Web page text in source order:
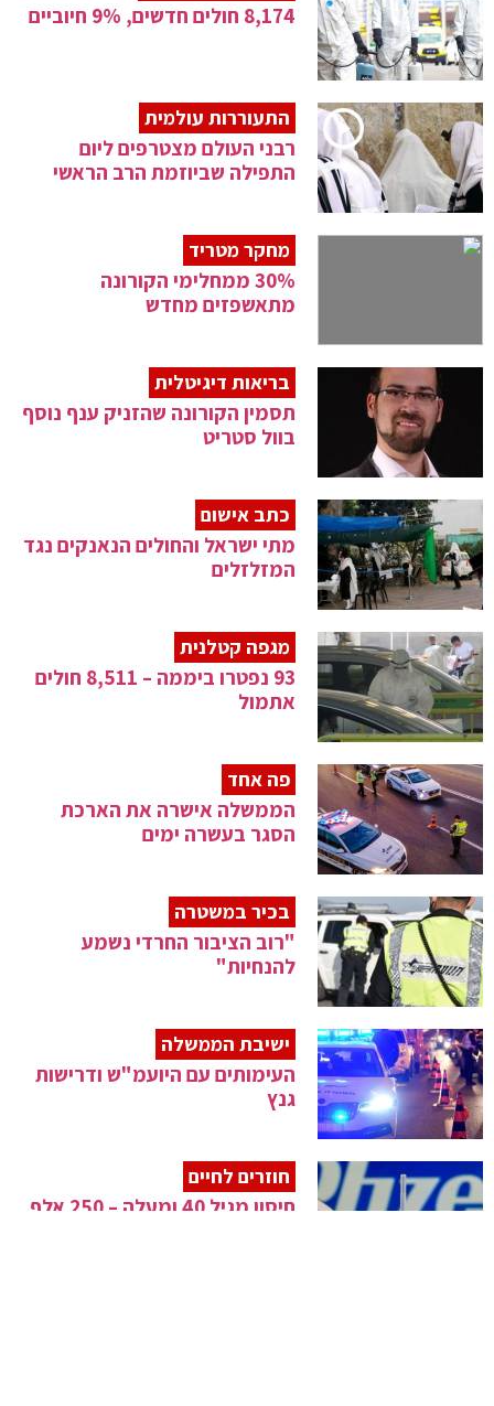
8,174 חולים חדשים, 9% חיוביים
התעוררות עולמית
רבני העולם מצטרפים ליום
התפילה שביוזמת הרב הראשי
מחקר מטריד
30% ממחלימי הקורונה
מתאשפזים מחדש
בריאות דיגיטלית
תסמין הקורונה שהזניק ענף נוסף
בוול סטריט
כתב אישום
מתי ישראל והחולים הנאנקים נגד
המזלזלים
מגפה קטלנית
93 נפטרו ביממה – 8,511 חולים
אתמול
פה אחד
הממשלה אישרה את הארכת
הסגר בעשרה ימים
בכיר במשטרה
"רוב הציבור החרדי נשמע
להנחיות"
ישיבת הממשלה
העימותים עם היועמ"ש ודרישות
גנץ
חוזרים לחיים
חיסון מגיל 40 ומעלה – 250 אלף